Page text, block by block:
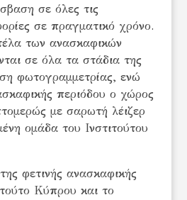
σε όλες τις
σε πραγματικό χρόνο.
των ανασκαφικών
σε όλα τα στάδια της
φωτογραμμετρίας, ενώ
περιόδου ο χώρος
με σαρωτή λέιζερ
ομάδα του Ινστιτούτου
φετινής ανασκαφικής
Κύπρου και το